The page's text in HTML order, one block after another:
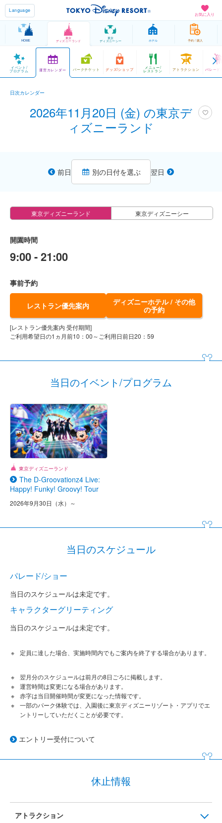
お気に入り
Language
HOME
東京
ディズニーランド
東京
ディズニーシー ホテル 予約 / 購入
イベント/
プログラム 運営カレンダー パークチケット グッズ/ショップ メニュー/
レストラン アトラクション パレード
日次カレンダー
2026年11月20日 (金) の東京デ
ィズニーランド
前日 別の日付を選ぶ 翌日
東京ディズニーランド 東京ディズニーシー
開園時間
9:00 - 21:00
事前予約
レストラン優先案内
ディズニーホテル / その他
の予約
[レストラン優先案内 受付期間]
ご利用希望日の1ヵ月前10：00～ご利用日前日20：59
当日のイベント/プログラム
東京ディズニーランド
The D-Groovationz4 Live:
Happy! Funky! Groovy! Tour
2026年9月30日（水）～
当日のスケジュール
パレード/ショー
当日のスケジュールは未定です。
キャラクターグリーティング
当日のスケジュールは未定です。
定員に達した場合、実施時間内でもご案内を終了する場合があります。
翌月分のスケジュールは前月の8日ごろに掲載します。
運営時間は変更になる場合があります。
赤字は当日開催時間が変更になった情報です。
一部のパーク体験では、入園後に東京ディズニーリゾート・アプリでエ
ントリーしていただくことが必要です。
エントリー受付について
休止情報
アトラクション